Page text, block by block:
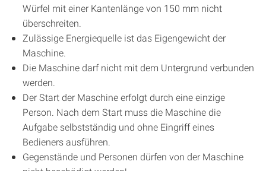
Würfel mit einer Kantenlänge von 150 mm nicht
überschreiten.
Zulässige Energiequelle ist das Eigengewicht der
Maschi­ne.
Die Maschine darf nicht mit dem Untergrund verbunden
werden.
Der Start der Maschine erfolgt durch eine einzige
Person. Nach dem Start muss die Ma­schine die
Aufgabe selbstständig und ohne Eingriff eines
Bedieners ausführen.
Gegenstände und Personen dürfen von der Maschine